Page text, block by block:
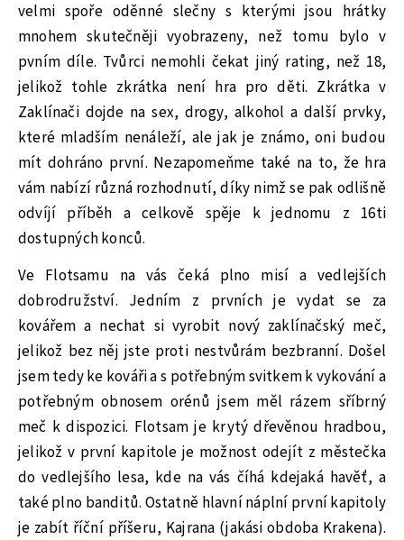
velmi spoře oděnné slečny s kterými jsou hrátky
mnohem skutečněji vyobrazeny, než tomu bylo v
pvním díle. Tvůrci nemohli čekat jiný rating, než 18,
jelikož tohle zkrátka není hra pro děti. Zkrátka v
Zaklínači dojde na sex, drogy, alkohol a další prvky,
které mladším nenáleží, ale jak je známo, oni budou
mít dohráno první. Nezapomeňme také na to, že hra
vám nabízí různá rozhodnutí, díky nimž se pak odlišně
odvíjí příběh a celkově spěje k jednomu z 16ti
dostupných konců.
Ve Flotsamu na vás čeká plno misí a vedlejších
dobrodružství. Jedním z prvních je vydat se za
kovářem a nechat si vyrobit nový zaklínačský meč,
jelikož bez něj jste proti nestvůrám bezbranní. Došel
jsem tedy ke kováři a s potřebným svitkem k vykování a
potřebným obnosem orénů jsem měl rázem sříbrný
meč k dispozici. Flotsam je krytý dřevěnou hradbou,
jelikož v první kapitole je možnost odejít z městečka
do vedlejšího lesa, kde na vás číhá kdejaká havěť, a
také plno banditů. Ostatně hlavní náplní první kapitoly
je zabít říční příšeru, Kajrana (jakási obdoba Krakena).